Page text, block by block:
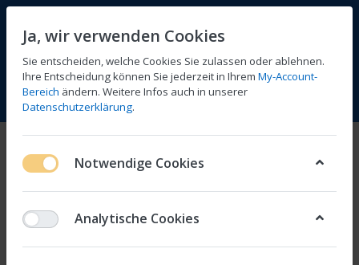
Menü Anmelden Vergleichen Wunschliste
Ja, wir verwenden Cookies
Sie entscheiden, welche Cookies Sie zulassen oder ablehnen.
Ihre Entscheidung können Sie jederzeit in Ihrem My-Account-
Bereich ändern. Weitere Infos auch in unserer
Datenschutzerklärung.
Notwendige Cookies
Analytische Cookies